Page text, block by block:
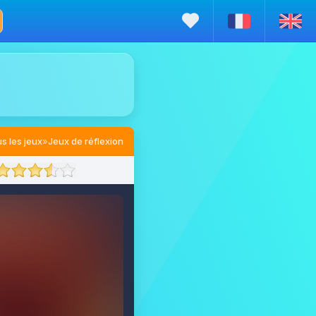
les jeux»Jeux de réflexion